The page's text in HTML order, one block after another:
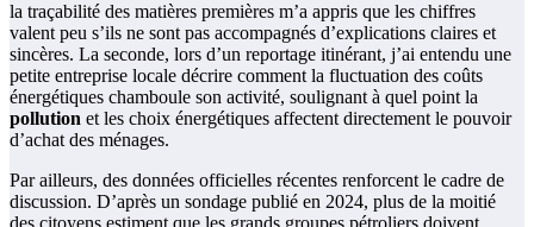
la traçabilité des matières premières m’a appris que les chiffres
valent peu s’ils ne sont pas accompagnés d’explications claires et
sincères. La seconde, lors d’un reportage itinérant, j’ai entendu une
petite entreprise locale décrire comment la fluctuation des coûts
énergétiques chamboule son activité, soulignant à quel point la
pollution et les choix énergétiques affectent directement le pouvoir
d’achat des ménages.
Par ailleurs, des données officielles récentes renforcent le cadre de
discussion. D’après un sondage publié en 2024, plus de la moitié